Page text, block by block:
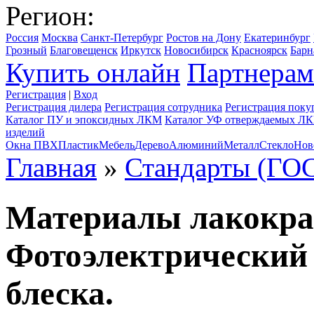
Регион:
Россия Москва Санкт-Петербург Ростов на Дону Екатеринбург
Грозный Благовещенск Иркутск Новосибирск Красноярск
Купить онлайн Партнерам
Регистрация | Вход
Регистрация дилера Регистрация сотрудника Регистрация
Каталог ПУ и эпоксидных ЛКМ Каталог УФ отверждаемых
изделий
Окна ПВХПластикМебельДеревоАлюминийМеталлСтекло
Главная » Стандарты
Материалы
блеска.